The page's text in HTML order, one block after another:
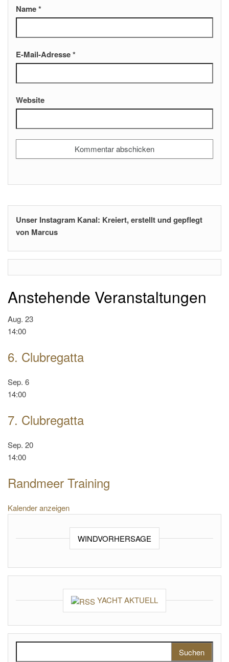
Name*
E-Mail-Adresse*
Website
Unser Instagram Kanal: Kreiert, erstellt und gepflegt
von Marcus
Anstehende Veranstaltungen
Aug. 23
14:00
6. Clubregatta
Sep. 6
14:00
7. Clubregatta
Sep. 20
14:00
Randmeer Training
Kalender anzeigen
WINDVORHERSAGE
YACHT AKTUELL